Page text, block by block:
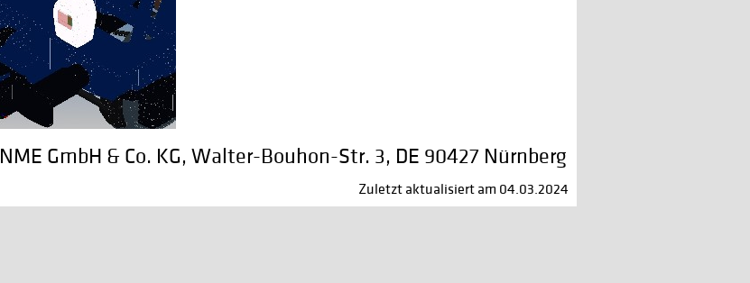
Zuletzt aktualisiert am 04.03.2024
NME GmbH & Co. KG, Walter-Bouhon-Str. 3, DE 90427 Nürnberg